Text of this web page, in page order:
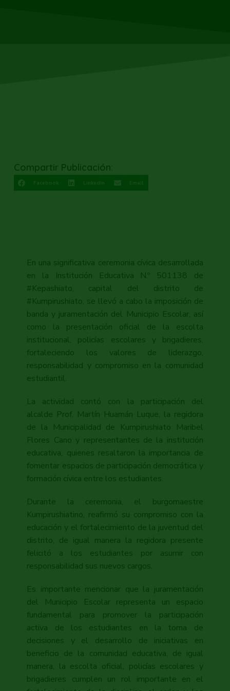
Compartir Publicación:
Facebook LinkedIn Email
En una significativa ceremonia cívica desarrollada
en la Institución Educativa N.º 501138 de
#Kepashiato, capital del distrito de
#Kumpirushiato, se llevó a cabo la imposición de
banda y juramentación del Municipio Escolar, así
como la presentación oficial de la escolta
institucional, policías escolares y brigadieres,
fortaleciendo los valores de liderazgo,
responsabilidad y compromiso en la comunidad
estudiantil.
La actividad contó con la participación del
alcalde Prof. Martín Huamán Luque, la regidora
de la Municipalidad de Kumpirushiato Maribel
Flores Cano y representantes de la institución
educativa, quienes resaltaron la importancia de
fomentar espacios de participación democrática y
formación cívica entre los estudiantes.
Durante la ceremonia, el burgomaestre
Kumpirushiatino, reafirmó su compromiso con la
educación y el fortalecimiento de la juventud del
distrito, de igual manera la regidora presente
felicitó a los estudiantes por asumir con
responsabilidad sus nuevos cargos.
Es importante mencionar que la juramentación
del Municipio Escolar representa un espacio
fundamental para promover la participación
activa de los estudiantes en la toma de
decisiones y el desarrollo de iniciativas en
beneficio de la comunidad educativa, de igual
manera, la escolta oficial, policías escolares y
brigadieres cumplen un rol importante en el